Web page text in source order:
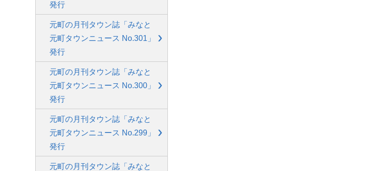
発行
元町の月刊タウン誌「みなと
元町タウンニュース No.301」
発行
元町の月刊タウン誌「みなと
元町タウンニュース No.300」
発行
元町の月刊タウン誌「みなと
元町タウンニュース No.299」
発行
元町の月刊タウン誌「みなと